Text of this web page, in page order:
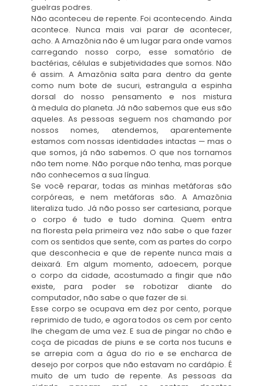
guelras podres.
Não aconteceu de repente. Foi acontecendo. Ainda
acontece. Nunca mais vai parar de acontecer,
acho. A Amazônia não é um lugar para onde vamos
carregando nosso corpo, esse somatório de
bactérias, células e subjetividades que somos. Não
é assim. A Amazônia salta para dentro da gente
como num bote de sucuri, estrangula a espinha
dorsal do nosso pensamento e nos mistura
à medula do planeta. Já não sabemos que eus são
aqueles. As pessoas seguem nos chamando por
nossos nomes, atendemos, aparentemente
estamos com nossas identidades intactas — mas o
que somos, já não sabemos. O que nos tornamos
não tem nome. Não porque não tenha, mas porque
não conhecemos a sua língua.
Se você reparar, todas as minhas metáforas são
corpóreas, e nem metáforas são. A Amazônia
literaliza tudo. Já não posso ser cartesiana, porque
o corpo é tudo e tudo domina. Quem entra
na floresta pela primeira vez não sabe o que fazer
com os sentidos que sente, com as partes do corpo
que desconhecia e que de repente nunca mais a
deixará. Em algum momento, adoecem, porque
o corpo da cidade, acostumado a fingir que não
existe, para poder se robotizar diante do
computador, não sabe o que fazer de si.
Esse corpo se ocupava em dez por cento, porque
reprimido de tudo, e agora todos os cem por cento
lhe chegam de uma vez. E sua de pingar no chão e
coça de picadas de piuns e se corta nos tucuns e
se arrepia com a água do rio e se encharca de
desejo por corpos que não estavam no cardápio. É
muito de um tudo de repente. As pessoas da